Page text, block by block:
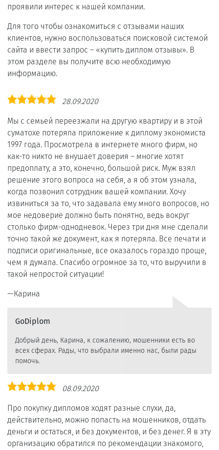
проявили интерес к нашей компании.
Для того чтобы ознакомиться с отзывами наших
клиентов, нужно воспользоваться поисковой системой
сайта и ввести запрос – «купить диплом отзывы». В
этом разделе вы получите всю необходимую
информацию.
Оценка
28.09.2020
Мы с семьей переезжали на другую квартиру и в этой
суматохе потеряла приложение к диплому экономиста
1997 года. Просмотрела в интернете много фирм, но
как-то никто не внушает доверия – многие хотят
предоплату, а это, конечно, большой риск. Муж взял
решение этого вопроса на себя, а я об этом узнала,
когда позвонил сотрудник вашей компании. Хочу
извиниться за то, что задавала ему много вопросов, но
мое недоверие должно быть понятно, ведь вокруг
столько фирм-однодневок. Через три дня мне сделали
точно такой же документ, как я потеряла. Все печати и
подписи оригинальные, все оказалось гораздо проще,
чем я думала. Спасибо огромное за то, что выручили в
такой непростой ситуации!
Карина
GoDiplom
Добрый день, Карина, к сожалению, мошенники есть во
всех сферах. Рады, что выбрали именно нас, были рады
помочь.
Оценка
08.09.2020
Про покупку дипломов ходят разные слухи, да,
действительно, можно попасть на мошенников, отдать
деньги и остаться, и без документов, и без денег. Я в эту
организацию обратился по рекомендации знакомого,